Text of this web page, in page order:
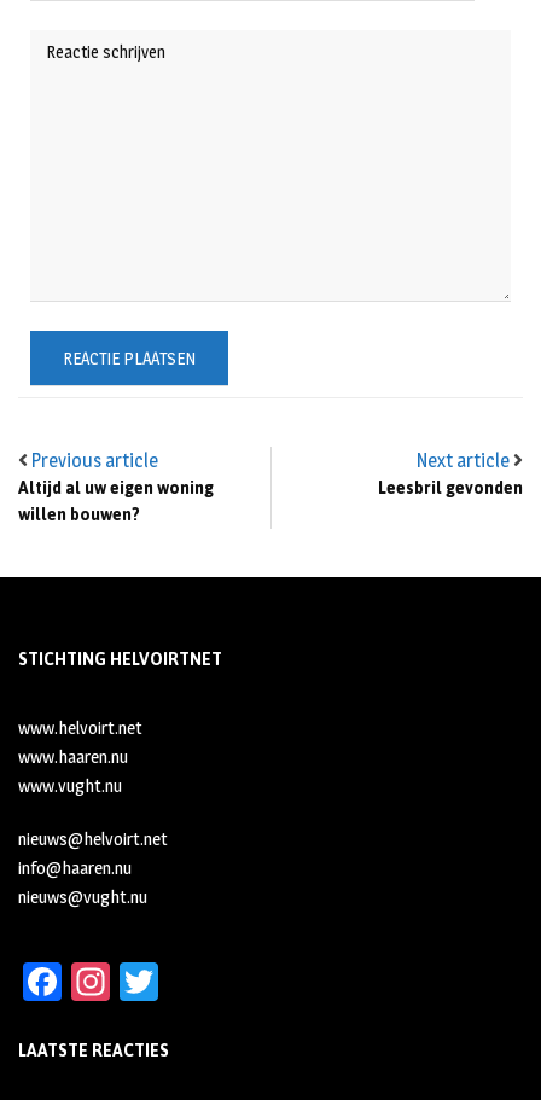
Previous article
Altijd al uw eigen woning
willen bouwen?
Next article
Leesbril gevonden
STICHTING HELVOIRTNET
www.helvoirt.net
www.haaren.nu
www.vught.nu
nieuws@helvoirt.net
info@haaren.nu
nieuws@vught.nu
Fa
b
In
ag tt
LAATSTE REACTIES